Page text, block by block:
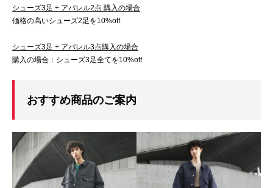
シューズ3足 + アパレル2点 購入の場合
価格の高いシューズ2足を10%off
シューズ3足 + アパレル3点購入の場合
購入の場合：シューズ3足全てを10%off
おすすめ商品のご案内